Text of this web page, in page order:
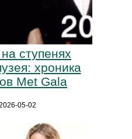
ступенях
хроника
Met Gala
05-02